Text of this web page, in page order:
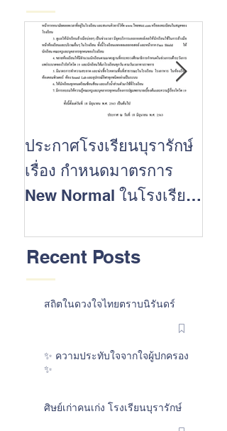
ประกาศโรงเรียนบุรารักษ์
เรื่อง กำหนดมาตรการ
New Normal ในโรงเรียน
2563
Recent Posts
สถิตในดวงใจไทยตราบนิรันดร์
✨ ความประทับใจจากใจผู้ปกครอง
✨
ศิษย์เก่าคนเก่ง โรงเรียนบุรารักษ์